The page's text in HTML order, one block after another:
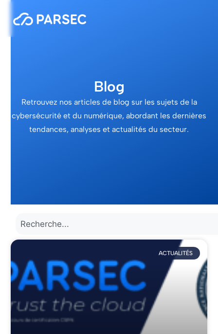
Blog
Retrouvez nos articles de blog sur les sujets de la
cybersécurité et du numérique, abordant les dernières
tendances, analyses et actualités du secteur.
ACTUALITÉS